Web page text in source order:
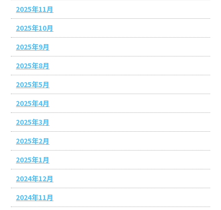
2025年11月
2025年10月
2025年9月
2025年8月
2025年5月
2025年4月
2025年3月
2025年2月
2025年1月
2024年12月
2024年11月